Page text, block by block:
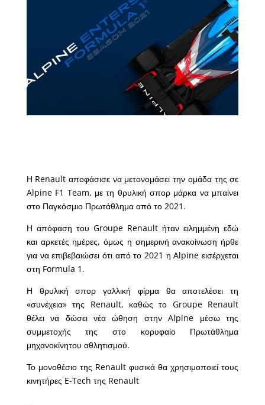
Η Renault αποφάσισε να μετονομάσει την ομάδα της σε
Alpine F1 Team, με τη θρυλική σπορ μάρκα να μπαίνει
στο Παγκόσμιο Πρωτάθλημα από το 2021.
Η απόφαση του Groupe Renault ήταν ειλημμένη εδώ
και αρκετές ημέρες, όμως η σημερινή ανακοίνωση ήρθε
για να επιβεβαιώσει ότι από το 2021 η Alpine εισέρχεται
στη Formula 1.
Η θρυλική σπορ γαλλική φίρμα θα αποτελέσει τη
«συνέχεια» της Renault, καθώς το Groupe Renault
θέλει να δώσει νέα ώθηση στην Alpine μέσω της
συμμετοχής της στο κορυφαίο Πρωτάθλημα
μηχανοκίνητου αθλητισμού.
Το μονοθέσιο της Renault φυσικά θα χρησιμοποιεί τους
κινητήρες E-Tech της Renault